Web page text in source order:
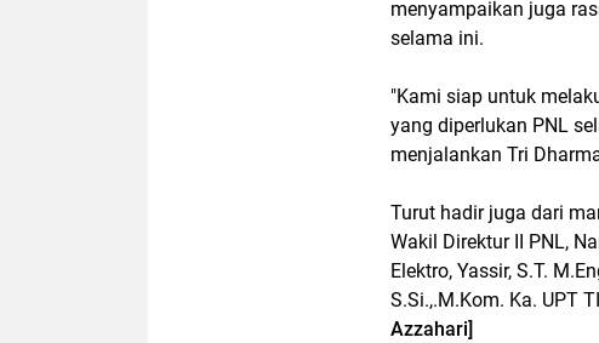
menyampaikan juga
selama ini.
"Kami siap untuk
yang diperlukan PNL
menjalankan Tri
Turut hadir juga dari
Wakil Direktur II PNL,
Elektro, Yassir, S.T.
S.Si.,.M.Kom. Ka. UPT
Azzahari]